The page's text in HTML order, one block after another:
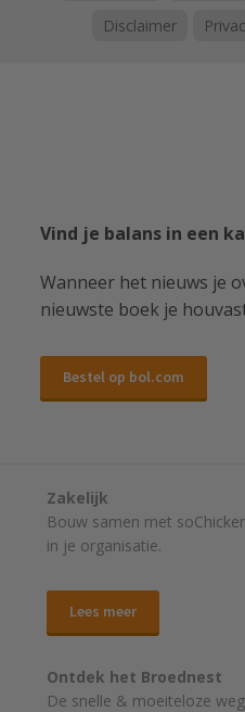
Disclaimer
Vind je balans in een
Wanneer het nieuws je
nieuwste boek je
Bestel op bol.com
Zakelijk
Bouw samen met
in je organisatie.
Lees meer
Ontdek het Broednest
De snelle & moeiteloze